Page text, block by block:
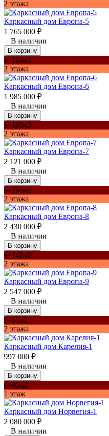
2 этажа
Каркасный дом Европа-5
1 765 000 ₽
В наличии
В корзину
s=124м2
2 этажа
Каркасный дом Европа-6
1 985 000 ₽
В наличии
В корзину
s=140м2
2 этажа
Каркасный дом Европа-7
2 121 000 ₽
В наличии
В корзину
s=151м2
2 этажа
Каркасный дом Европа-8
2 430 000 ₽
В наличии
В корзину
s=142м2
2 этажа
Каркасный дом Европа-9
2 547 000 ₽
В наличии
В корзину
s=63м2
2 этажа
Каркасный дом Карелия-1
997 000 ₽
В наличии
В корзину
s=80м2
1 этаж
Каркасный дом Норвегия-1
2 080 000 ₽
В наличии